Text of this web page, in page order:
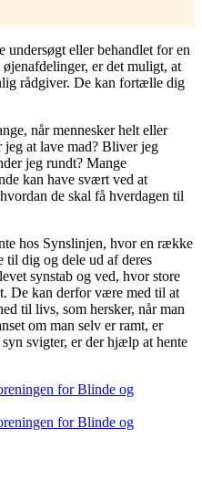
undersøgt eller behandlet for en
er det muligt, at
rådgiver. De kan fortælle dig
når mennesker helt eller
at lave mad? Bliver jeg
jeg rundt? Mange
kan have svært ved at
de skal få hverdagen til
hos Synslinjen, hvor en række
dig og dele ud af deres
synstab og ved, hvor store
De kan derfor være med til at
til livs, som hersker, når man
om man selv er ramt, er
svigter, er der hjælp at hente